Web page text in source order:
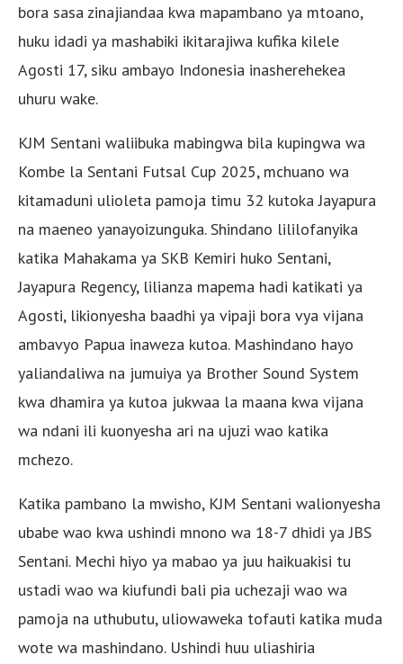
bora sasa zinajiandaa kwa mapambano ya mtoano,
huku idadi ya mashabiki ikitarajiwa kufika kilele
Agosti 17, siku ambayo Indonesia inasherehekea
uhuru wake.
KJM Sentani waliibuka mabingwa bila kupingwa wa
Kombe la Sentani Futsal Cup 2025, mchuano wa
kitamaduni ulioleta pamoja timu 32 kutoka Jayapura
na maeneo yanayoizunguka. Shindano lililofanyika
katika Mahakama ya SKB Kemiri huko Sentani,
Jayapura Regency, lilianza mapema hadi katikati ya
Agosti, likionyesha baadhi ya vipaji bora vya vijana
ambavyo Papua inaweza kutoa. Mashindano hayo
yaliandaliwa na jumuiya ya Brother Sound System
kwa dhamira ya kutoa jukwaa la maana kwa vijana
wa ndani ili kuonyesha ari na ujuzi wao katika
mchezo.
Katika pambano la mwisho, KJM Sentani walionyesha
ubabe wao kwa ushindi mnono wa 18-7 dhidi ya JBS
Sentani. Mechi hiyo ya mabao ya juu haikuakisi tu
ustadi wao wa kiufundi bali pia uchezaji wao wa
pamoja na uthubutu, uliowaweka tofauti katika muda
wote wa mashindano. Ushindi huu uliashiria